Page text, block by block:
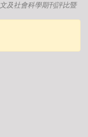
及社會科學期刊評比暨